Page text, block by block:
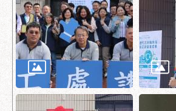
助
專
區
網
站
導
覽